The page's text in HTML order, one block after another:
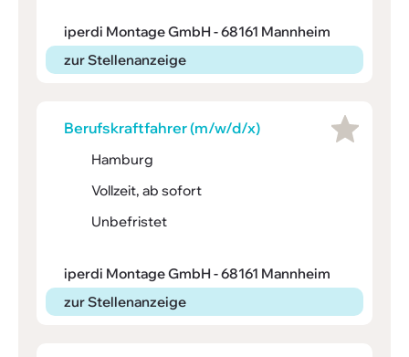
iperdi Montage GmbH - 68161 Mannheim
zur Stellenanzeige
Berufs­kraft­fahrer (m/w/d/x)
Hamburg
Vollzeit, ab sofort
Unbefristet
iperdi Montage GmbH - 68161 Mannheim
zur Stellenanzeige